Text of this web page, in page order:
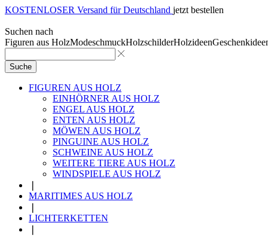
KOSTENLOSER Versand für Deutschland jetzt bestellen
Suchen nach
Figuren aus HolzModeschmuckHolzschilderHolzideen
Suche
FIGUREN AUS HOLZ
EINHÖRNER AUS HOLZ
ENGEL AUS HOLZ
ENTEN AUS HOLZ
MÖWEN AUS HOLZ
PINGUINE AUS HOLZ
SCHWEINE AUS HOLZ
WEITERE TIERE AUS HOLZ
WINDSPIELE AUS HOLZ
MARITIMES AUS HOLZ
LICHTERKETTEN